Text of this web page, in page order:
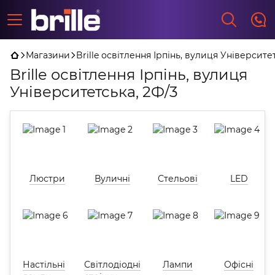
Магазини Brille освітлення Ірпінь, вулиця
Brille освітлення Ірпінь, вулиця
Університетська, 2Ф/3
Люстри Вуличні Стельові LED
Настільні
Світлодіодні
Лампи Офісні